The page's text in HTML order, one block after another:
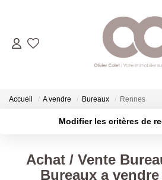
ACHETER
ESTIMER
Accueil A vendre Bureaux Rennes
Modifier les critères de
Type de bien
Budget max
Achat / Vente
Bureaux a